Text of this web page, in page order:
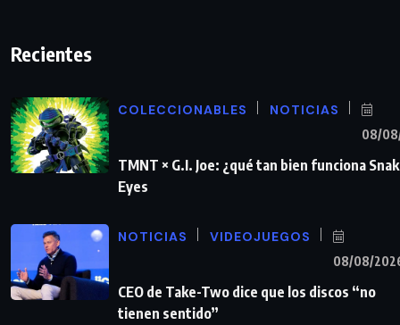
Recientes
COLECCIONABLES NOTICIAS
08/
TMNT × G.I. Joe: ¿qué tan bien funciona
Eyes
NOTICIAS VIDEOJUEGOS
08/08/
CEO de Take-Two dice que los discos “no
tienen sentido”